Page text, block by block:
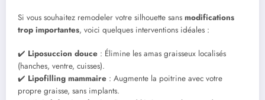
Si vous souhaitez remodeler votre silhouette sans modifications
trop importantes, voici quelques interventions idéales :
✔️ Liposuccion douce : Élimine les amas graisseux localisés
(hanches, ventre, cuisses).
✔️ Lipofilling mammaire : Augmente la poitrine avec votre
propre graisse, sans implants.